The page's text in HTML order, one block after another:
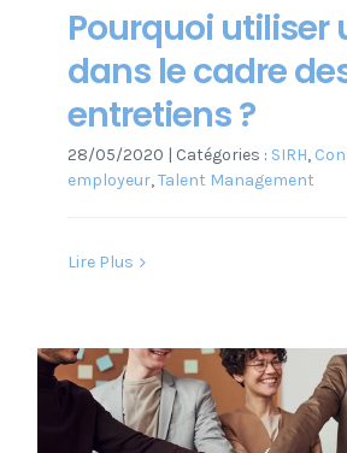
Pourquoi utiliser
dans le cadre
entretiens ?
28/05/2020 | Catégories : SIRH,
employeur,Talent Management
Lire Plus